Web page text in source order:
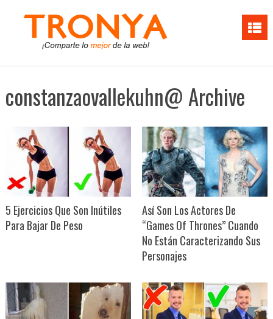
constanzaovallekuhn@ Archive
5 Ejercicios Que Son Inútiles
Para Bajar De Peso
Así Son Los Actores De
“Games Of Thrones” Cuando
No Están Caracterizando Sus
Personajes